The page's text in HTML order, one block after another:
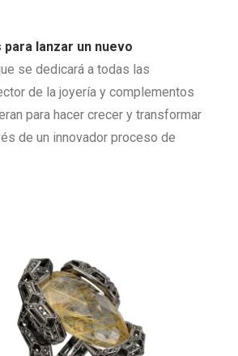
lanzar un nuevo
se dedicará a todas las
de la joyería y complementos
para hacer crecer y transformar
de un innovador proceso de